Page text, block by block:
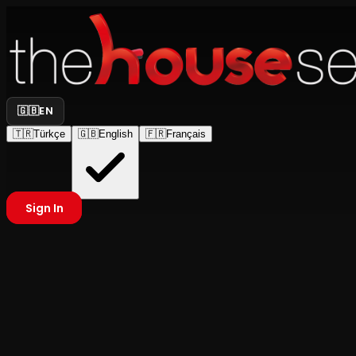
🇬🇧EN
🇹🇷Türkçe 🇬🇧English 🇫🇷Français
Sign In